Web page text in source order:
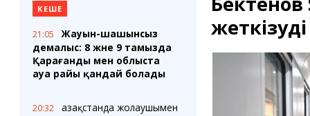
eTV
Ақпараттық
бюллетень
Тұлғалар
Сұхбат
Спорт
Көрмелер
Цирк және
хайуанаттар бағы
КЕШЕ
21:05
Жауын-шашынсыз
демалыс: 8 және 9 тамызда
Қарағанды мен облыста
ауа райы қандай болады
20:32
Қазақстанда жолаушымен